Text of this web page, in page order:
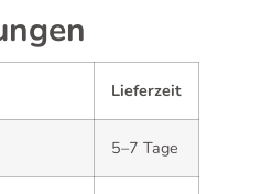
Lieferzeit
5–7 Tage